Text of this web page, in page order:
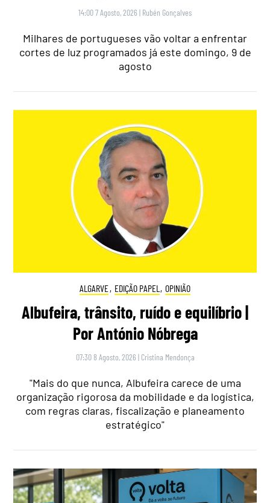
14:00 7 Agosto, 2026 | Rubén Gonçalves
Milhares de portugueses vão voltar a enfrentar
cortes de luz programados já este domingo, 9 de
agosto
ALGARVE, EDIÇÃO PAPEL , OPINIÃO
Albufeira, trânsito, ruído e equilíbrio |
Por António Nóbrega
07:30 8 Agosto, 2026 | Cristina Mendonça
"Mais do que nunca, Albufeira carece de uma
organização rigorosa da mobilidade e da logística,
com regras claras, fiscalização e planeamento
estratégico"